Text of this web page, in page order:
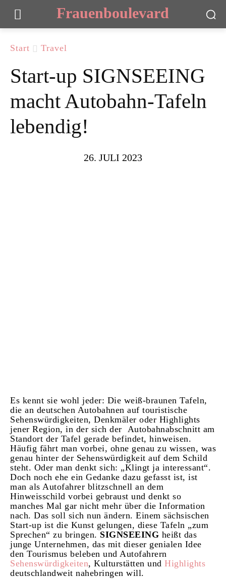
Frauenboulevard
Start Travel
Start-up SIGNSEEING
macht Autobahn-Tafeln
lebendig!
26. JULI 2023
Es kennt sie wohl jeder: Die weiß-braunen Tafeln,
die an deutschen Autobahnen auf touristische
Sehenswürdigkeiten, Denkmäler oder Highlights
jener Region, in der sich der Autobahnabschnitt am
Standort der Tafel gerade befindet, hinweisen.
Häufig fährt man vorbei, ohne genau zu wissen, was
genau hinter der Sehenswürdigkeit auf dem Schild
steht. Oder man denkt sich: „Klingt ja interessant“.
Doch noch ehe ein Gedanke dazu gefasst ist, ist
man als Autofahrer blitzschnell an dem
Hinweisschild vorbei gebraust und denkt so
manches Mal gar nicht mehr über die Information
nach. Das soll sich nun ändern. Einem sächsischen
Start-up ist die Kunst gelungen, diese Tafeln „zum
Sprechen“ zu bringen. SIGNSEEING heißt das
junge Unternehmen, das mit dieser genialen Idee
den Tourismus beleben und Autofahrern
Sehenswürdigkeiten, Kulturstätten und Highlights
deutschlandweit nahebringen will.